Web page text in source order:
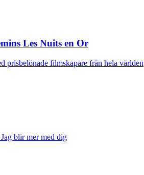
Les Nuits en Or
prisbelönade filmskapare från hela världen
blir mer med dig